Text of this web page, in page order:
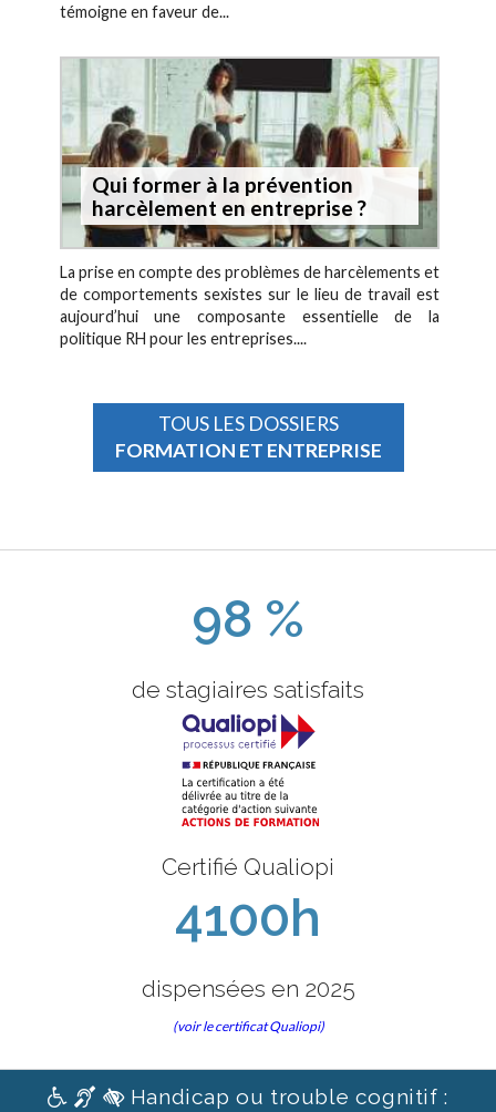
témoigne en faveur de...
Qui former à la prévention
harcèlement en entreprise ?
La prise en compte des problèmes de harcèlements et
de comportements sexistes sur le lieu de travail est
aujourd’hui une composante essentielle de la
politique RH pour les entreprises....
TOUS LES DOSSIERS
FORMATION ET ENTREPRISE
98 %
de stagiaires satisfaits
Certifié Qualiopi
4100h
dispensées en 2025
(voir le certificat Qualiopi)
Handicap ou trouble cognitif :